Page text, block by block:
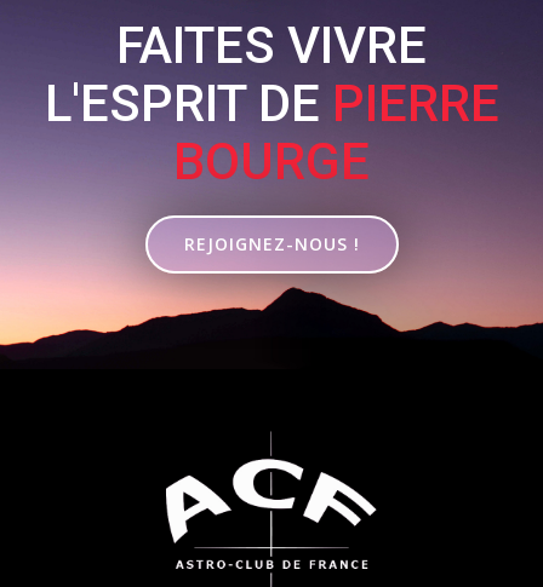
FAITES VIVRE
L'ESPRIT DE PIERRE
BOURGE
REJOIGNEZ-NOUS !